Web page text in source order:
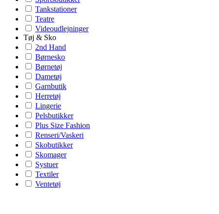
Tankstationer
Teatre
Videoudlejninger
Tøj & Sko
2nd Hand
Børnesko
Børnetøj
Dametøj
Garnbutik
Herretøj
Lingerie
Pelsbutikker
Plus Size Fashion
Renseri/Vaskeri
Skobutikker
Skomager
Systuer
Textiler
Ventetøj